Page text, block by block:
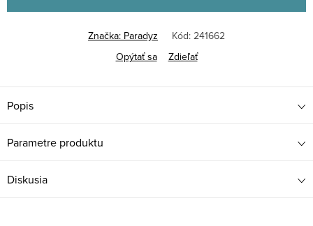
Značka: Paradyz Kód: 241662
Opýtať sa
Zdieľať
Popis
Parametre produktu
Diskusia